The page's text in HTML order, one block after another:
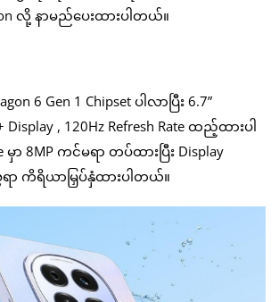
လို့ နာမည်ပေးထားပါတယ်။
6 Gen 1 Chipset ပါလာပြီး 6.7”
Display , 120Hz Refresh Rate ထည့်ထားပါ
ာ 8MP ကင်မရာ တပ်ထားပြီး Display
ကိရိယာမြှပ်နှံထားပါတယ်။